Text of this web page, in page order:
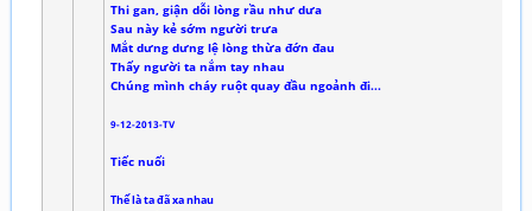
Thi gan, giận dỗi lòng rầu như dưa
Sau này kẻ sớm người trưa
Mắt dưng dưng lệ lòng thừa đớn đau
Thấy người ta nắm tay nhau
Chúng mình cháy ruột quay đầu ngoảnh đi...
9-12-2013-TV
Tiếc nuối
Thế là ta đã xa nhau